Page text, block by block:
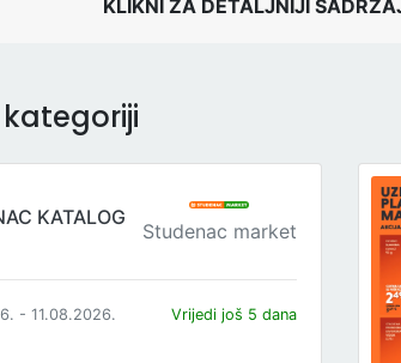
KLIKNI ZA DETALJNIJI
KATALOG
Studenac market
- 11.08.2026. Vrijedi još 5 dana